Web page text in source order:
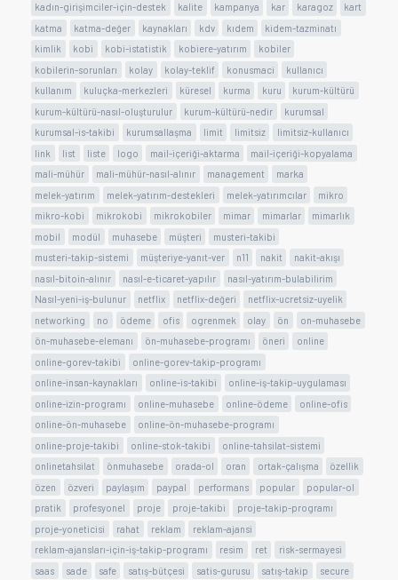
kadın-girişimciler-için-destek
kalite kampanya kar karagoz
kart
katma
katma-değer kaynakları kdv kıdem
kidem-tazminatı
kimlik
kobi kobi-istatistik kobiere-yatırım
kobiler
kobilerin-sorunları
kolay kolay-teklif konusmaci
kullanıcı
kullanım
kuluçka-merkezleri küresel kurma kuru
kurum-kültürü
kurum-kültürü-nasıl-oluşturulur
kurum-kültürü-nedir
kurumsal
kurumsal-is-takibi
kurumsallaşma limit limitsiz
limitsiz-kullanıcı
link
list liste logo mail-içeriği-aktarma
mail-içeriği-kopyalama
mali-mühür
mali-mühür-nasıl-alınır management
marka
melek-yatırım
melek-yatırım-destekleri melek-yatırımcılar
mikro
mikro-kobi
mikrokobi mikrokobiler mimar mimarlar
mimarlık
mobil
modül muhasebe müşteri
musteri-takibi
musteri-takip-sistemi
müşteriye-yanıt-ver n11 nakit
nakit-akışı
nasıl-bitoin-alınır
nasıl-e-ticaret-yapılır
nasıl-yatırım-bulabilirim
Nasıl-yeni-iş-bulunur
netflix netflix-değeri
netflix-ucretsiz-uyelik
networking
no ödeme ofis ogrenmek olay ön
on-muhasebe
ön-muhasebe-elemanı
ön-muhasebe-programı öneri
online
online-gorev-takibi
online-gorev-takip-programı
online-insan-kaynakları
online-is-takibi
online-iş-takip-uygulaması
online-izin-programı
online-muhasebe online-ödeme
online-ofis
online-ön-muhasebe
online-ön-muhasebe-programı
online-proje-takibi
online-stok-takibi
online-tahsilat-sistemi
onlinetahsilat
önmuhasebe orada-ol oran ortak-çalışma
özellik
özen
özveri paylaşım paypal performans popular
popular-ol
pratik
profesyonel proje proje-takibi
proje-takip-programı
proje-yoneticisi
rahat reklam
reklam-ajansi
reklam-ajansları-için-iş-takip-programı
resim ret
risk-sermayesi
saas
sade safe satış-bütçesi satis-gurusu satış-takip
secure